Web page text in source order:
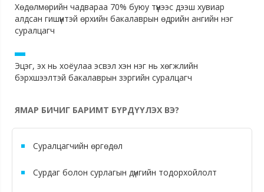
Хөдөлмөрийн чадвараа 70% буюу түүнээс дээш хувиар
алдсан гишүүнтэй өрхийн бакалаврын өдрийн ангийн нэг
суралцагч
Эцэг, эх нь хоёулаа эсвэл хэн нэг нь хөгжлийн
бэрхшээлтэй бакалаврын зэргийн суралцагч
ЯМАР БИЧИГ БАРИМТ БҮРДҮҮЛЭХ ВЭ?
Суралцагчийн өргөдөл
Сурдаг болон сурлагын дүнгийн тодорхойлолт